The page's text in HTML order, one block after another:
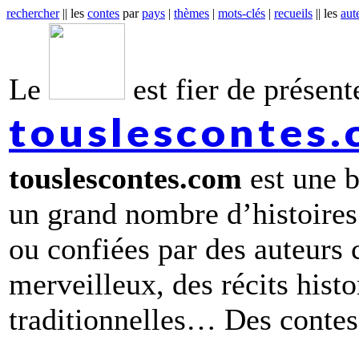
rechercher|| les contes parpays | thèmes | mots-clés | recueils || les
Le est fier de
touslescontes.com est une
un grand nombre
ou confiées par des
merveilleux, des récits
traditionnelles… Des